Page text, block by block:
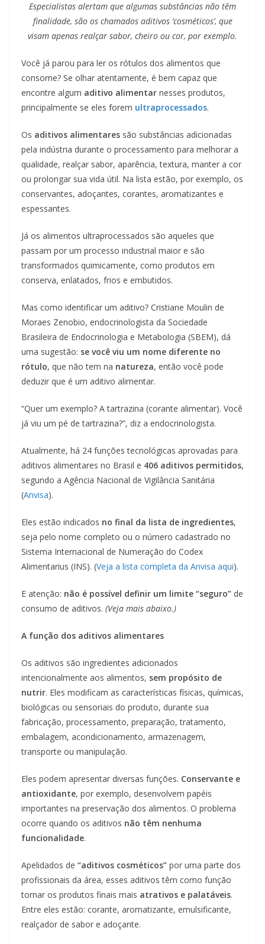
Especialistas alertam que algumas substâncias não têm
finalidade, são os chamados aditivos ‘cosméticos’, que
visam apenas realçar sabor, cheiro ou cor, por exemplo.
Você já parou para ler os rótulos dos alimentos que
consome? Se olhar atentamente, é bem capaz que
encontre algum aditivo alimentar nesses produtos,
principalmente se eles forem ultraprocessados.
Os aditivos alimentares são substâncias adicionadas
pela indústria durante o processamento para melhorar a
qualidade, realçar sabor, aparência, textura, manter a cor
ou prolongar sua vida útil. Na lista estão, por exemplo, os
conservantes, adoçantes, corantes, aromatizantes e
espessantes.
Já os alimentos ultraprocessados são aqueles que
passam por um processo industrial maior e são
transformados quimicamente, como produtos em
conserva, enlatados, frios e embutidos.
Mas como identificar um aditivo? Cristiane Moulin de
Moraes Zenobio, endocrinologista da Sociedade
Brasileira de Endocrinologia e Metabologia (SBEM), dá
uma sugestão: se você viu um nome diferente no
rótulo, que não tem na natureza, então você pode
deduzir que é um aditivo alimentar.
“Quer um exemplo? A tartrazina (corante alimentar). Você
já viu um pé de tartrazina?”, diz a endocrinologista.
Atualmente, há 24 funções tecnológicas aprovadas para
aditivos alimentares no Brasil e 406 aditivos permitidos,
segundo a Agência Nacional de Vigilância Sanitária
(Anvisa).
Eles estão indicados no final da lista de ingredientes,
seja pelo nome completo ou o número cadastrado no
Sistema Internacional de Numeração do Codex
Alimentarius (INS). (Veja a lista completa da Anvisa aqui).
E atenção: não é possível definir um limite “seguro” de
consumo de aditivos. (Veja mais abaixo.)
A função dos aditivos alimentares
Os aditivos são ingredientes adicionados
intencionalmente aos alimentos, sem propósito de
nutrir. Eles modificam as características físicas, químicas,
biológicas ou sensoriais do produto, durante sua
fabricação, processamento, preparação, tratamento,
embalagem, acondicionamento, armazenagem,
transporte ou manipulação.
Eles podem apresentar diversas funções. Conservante e
antioxidante, por exemplo, desenvolvem papéis
importantes na preservação dos alimentos. O problema
ocorre quando os aditivos não têm nenhuma
funcionalidade.
Apelidados de “aditivos cosméticos” por uma parte dos
profissionais da área, esses aditivos têm como função
tornar os produtos finais mais atrativos e palatáveis.
Entre eles estão: corante, aromatizante, emulsificante,
realçador de sabor e adoçante.